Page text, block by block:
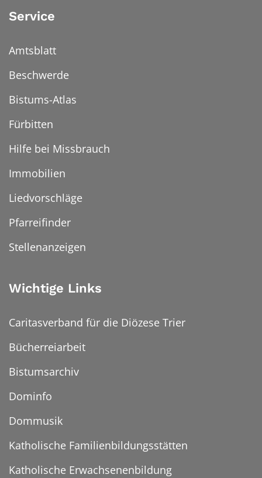
Service
Amtsblatt
Beschwerde
Bistums-Atlas
Fürbitten
Hilfe bei Missbrauch
Immobilien
Liedvorschläge
Pfarreifinder
Stellenanzeigen
Wichtige Links
Caritasverband für die Diözese Trier
Bücherreiarbeit
Bistumsarchiv
Dominfo
Dommusik
Katholische Familienbildungsstätten
Katholische Erwachsenenbildung